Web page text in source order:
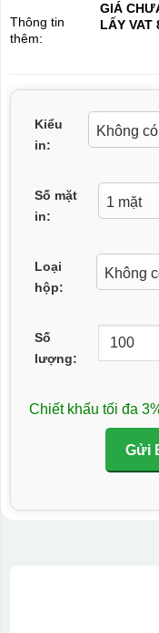
Thông tin
thêm:
GIÁ
LẤY VAT
Kiểu
in:
Số mặt
in:
Loại
hộp:
Số
lượng:
Chiết khấu tối đa
Gửi